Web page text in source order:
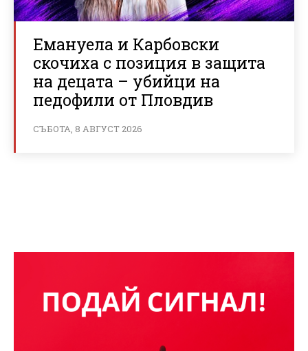
Емануела и Карбовски
скочиха с позиция в защита
на децата – убийци на
педофили от Пловдив
СЪБОТА, 8 АВГУСТ 2026